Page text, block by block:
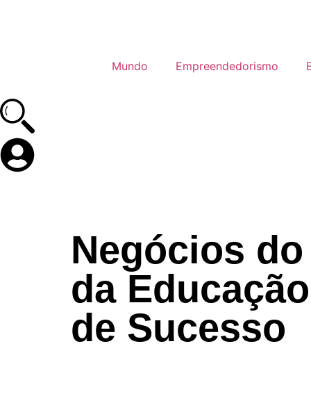
Mundo Empreendedorismo
Negócios
da
de Sucesso